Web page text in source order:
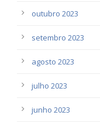
outubro 2023
setembro 2023
agosto 2023
julho 2023
junho 2023